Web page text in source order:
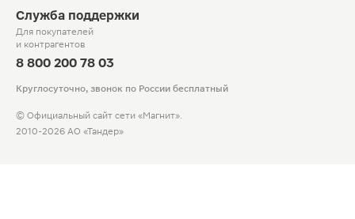
Служба поддержки
Для покупателей
и контрагентов
8 800 200 78 03
Круглосуточно, звонок по России бесплатный
© Официальный сайт сети «Магнит».
2010-2026 АО «Тандер»